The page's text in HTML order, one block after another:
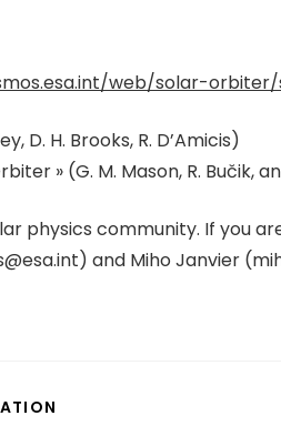
web/solar-
D. H. Brooks, R. D’Amicis)
» (G. M. Mason, R. Bučik,
physics community. If you
and Miho Janvier